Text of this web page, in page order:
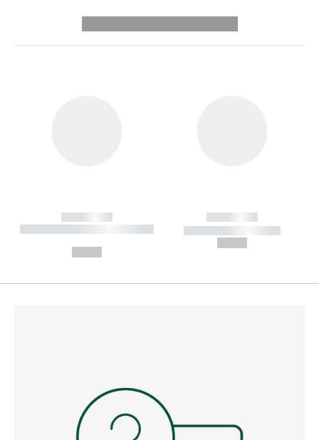
------------
----------- ----------- --------
------------
----------- -----------